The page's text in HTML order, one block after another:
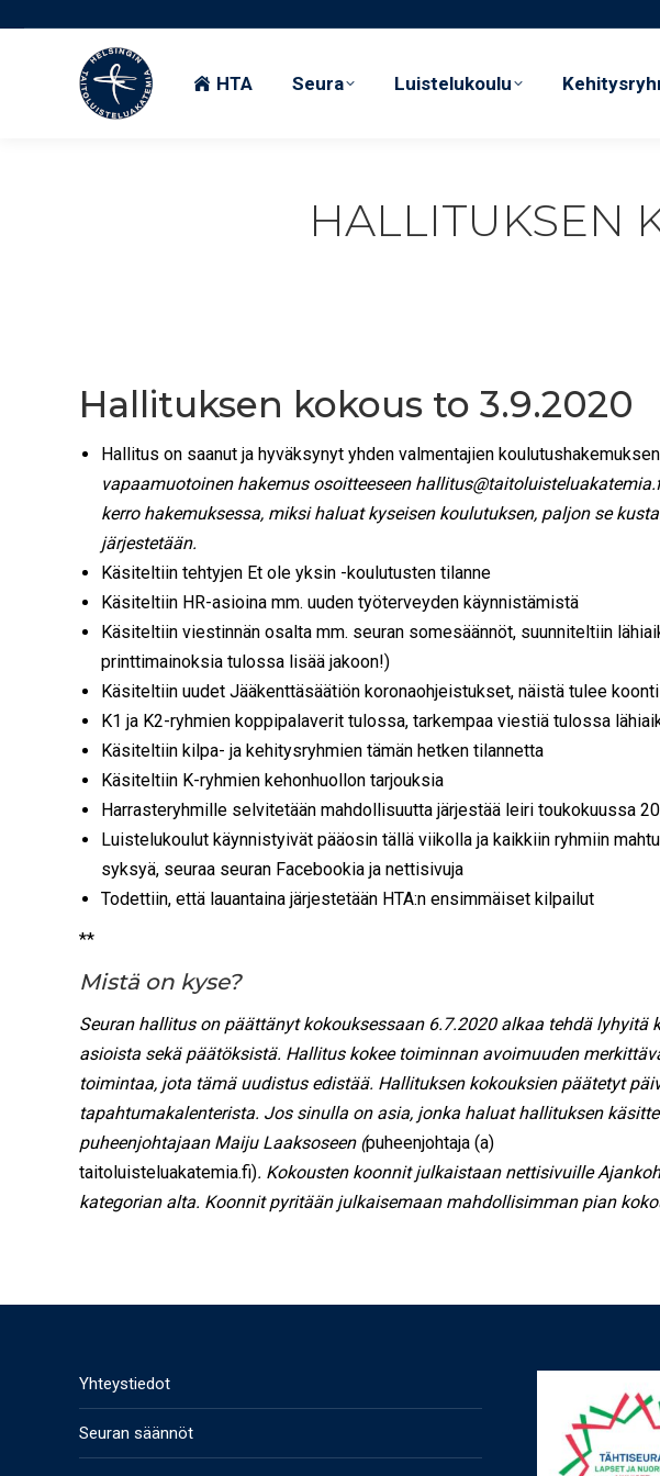
HTA Seura Luistelukoulu
HALLITUKSEN
Hallituksen kokous to 3.9.2020
Hallitus on saanut ja hyväksynyt yhden valmentajien
vapaamuotoinen hakemus osoitteeseen
kerro hakemuksessa, miksi haluat kyseisen koulutuksen, paljon se
järjestetään.
Käsiteltiin tehtyjen Et ole yksin -koulutusten tilanne
Käsiteltiin HR-asioina mm. uuden työterveyden käynnistämistä
Käsiteltiin viestinnän osalta mm. seuran somesäännöt, suunniteltiin
printtimainoksia tulossa lisää jakoon!)
Käsiteltiin uudet Jääkenttäsäätiön koronaohjeistukset, näistä tulee
K1 ja K2-ryhmien koppipalaverit tulossa, tarkempaa viestiä tulossa
Käsiteltiin kilpa- ja kehitysryhmien tämän hetken tilannetta
Käsiteltiin K-ryhmien kehonhuollon tarjouksia
Harrasteryhmille selvitetään mahdollisuutta järjestää leiri toukokuussa
Luistelukoulut käynnistyivät pääosin tällä viikolla ja kaikkiin ryhmiin
syksyä, seuraa seuran Facebookia ja nettisivuja
Todettiin, että lauantaina järjestetään HTA:n ensimmäiset kilpailut
**
Mistä on kyse?
Seuran hallitus on päättänyt kokouksessaan 6.7.2020 alkaa tehdä lyhyitä
asioista sekä päätöksistä. Hallitus kokee toiminnan avoimuuden
toimintaa, jota tämä uudistus edistää. Hallituksen kokouksien päätetyt
tapahtumakalenterista. Jos sinulla on asia, jonka haluat hallituksen
puheenjohtajaan Maiju Laaksoseen (puheenjohtaja (a)
taitoluisteluakatemia.fi). Kokousten koonnit julkaistaan nettisivuille
kategorian alta. Koonnit pyritään julkaisemaan mahdollisimman pian
Yhteystiedot
Seuran säännöt
HTA Seura Luistelukoulu